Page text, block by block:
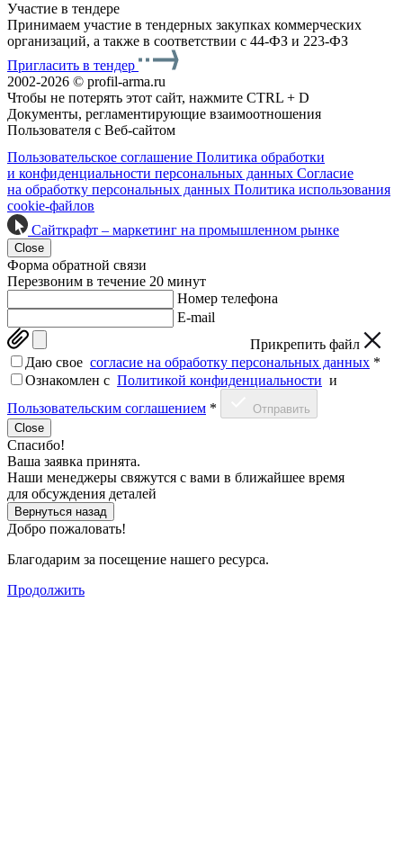
Участие в тендере
Принимаем участие в тендерных закупках коммерческих
организаций, а также в соответствии с 44-ФЗ и 223-ФЗ
Пригласить в тендер
2002-2026 © profil-arma.ru
Чтобы не потерять этот сайт, нажмите CTRL + D
Документы, регламентирующие взаимоотношения
Пользователя с Веб-сайтом
Пользовательское соглашение Политика обработки
и конфиденциальности персональных данных Согласие
на обработку персональных данных Политика использования
cookie-файлов
Сайткрафт – маркетинг на промышленном рынке
Close
Форма обратной связи
Перезвоним в течение 20 минут
Номер телефона
E-mail
Прикрепить файл
Даю свое согласие на обработку персональных данных *
Ознакомлен c Политикой конфиденциальности и
Пользовательским соглашением *
Отправить
Close
Спасибо!
Ваша заявка принята.
Наши менеджеры свяжутся с вами в ближайшее время
для обсуждения деталей
Вернуться назад
Добро пожаловать!
Благодарим за посещение нашего ресурса.
Продолжить